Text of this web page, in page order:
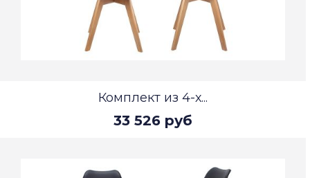
Комплект из 4-х...
33 526 руб